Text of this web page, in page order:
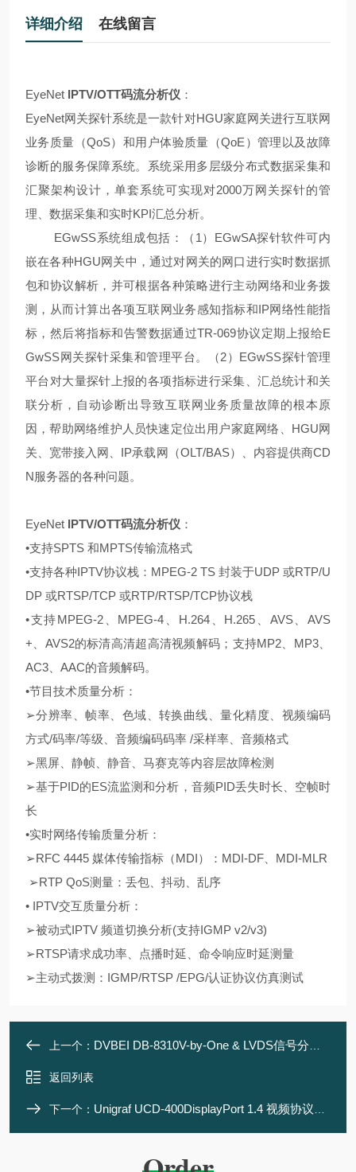
详细介绍 在线留言
EyeNet IPTV/OTT码流分析仪 ：
EyeNet网关探针系统是一款针对HGU家庭网关进行互联网
业务质量（QoS）和用户体验质量（QoE）管理以及故障
诊断的服务保障系统。系统采用多层级分布式数据采集和
汇聚架构设计，单套系统可实现对2000万网关探针的管
理、数据采集和实时KPI汇总分析。
EGwSS系统组成包括：（1）EGwSA探针软件可内
嵌在各种HGU网关中，通过对网关的网口进行实时数据抓
包和协议解析，并可根据各种策略进行主动网络和业务拨
测，从而计算出各项互联网业务感知指标和IP网络性能指
标，然后将指标和告警数据通过TR-069协议定期上报给E
GwSS网关探针采集和管理平台。（2）EGwSS探针管理
平台对大量探针上报的各项指标进行采集、汇总统计和关
联分析，自动诊断出导致互联网业务质量故障的根本原
因，帮助网络维护人员快速定位出用户家庭网络、HGU网
关、宽带接入网、IP承载网（OLT/BAS）、内容提供商CD
N服务器的各种问题。
EyeNet IPTV/OTT码流分析仪 ：
•支持SPTS 和MPTS传输流格式
•支持各种IPTV协议栈：MPEG-2 TS 封装于UDP 或RTP/U
DP 或RTSP/TCP 或RTP/RTSP/TCP协议栈
•支持MPEG-2、MPEG-4、H.264、H.265、AVS、AVS
+、AVS2的标清高清超高清视频解码；支持MP2、MP3、
AC3、AAC的音频解码。
•节目技术质量分析：
➢分辨率、帧率、色域、转换曲线、量化精度、视频编码
方式/码率/等级、音频编码码率 /采样率、音频格式
➢黑屏、静帧、静音、马赛克等内容层故障检测
➢基于PID的ES流监测和分析，音频PID丢失时长、空帧时
长
•实时网络传输质量分析：
➢RFC 4445 媒体传输指标（MDI）：MDI-DF、MDI-MLR
➢RTP QoS测量：丢包、抖动、乱序
• IPTV交互质量分析：
➢被动式IPTV 频道切换分析(支持IGMP v2/v3)
➢RTSP请求成功率、点播时延、命令响应时延测量
➢主动式拨测：IGMP/RTSP /EPG/认证协议仿真测试
上一个： DVBEI DB-8310V-by-One & LVDS信号分析仪
返回列表
下一个： Unigraf UCD-400DisplayPort 1.4 视频协议分析仪